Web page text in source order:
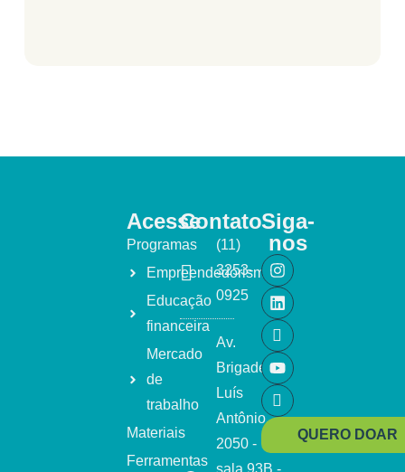
Acesse
Programas
Empreendedorismo
Educação
financeira
Mercado
de
trabalho
Materiais
Ferramentas
Contato
(11)
3253-
0925
Av.
Brigadeiro
Luís
Antônio,
2050 -
sala 93B -
Siga-
nos
QUERO DOAR